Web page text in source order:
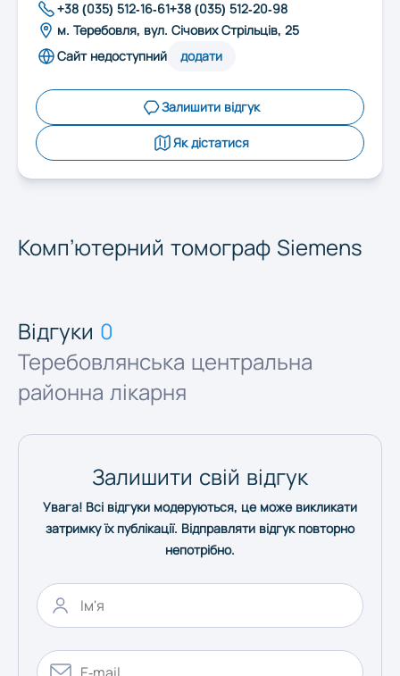
Запоріжжя
Івано-Франківськ
Київ
Кропивницький
Луцьк
Миколаїв
Полтава
Рівне
Суми
Тернопіль
+38 (035) 512-16-61+38 (035) 512-20-98
м. Теребовля, вул. Січових Стрільців, 25
Сайт недоступний
додати
Залишити відгук
Як дістатися
Комп’ютерний томограф Siemens
Відгуки 0
Теребовлянська центральна
районна лікарня
Залишити свій відгук
Увага! Всі відгуки модеруються, це може викликати
затримку їх публікації. Відправляти відгук повторно
непотрібно.